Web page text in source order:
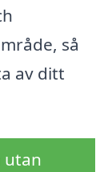
så
av ditt
utan